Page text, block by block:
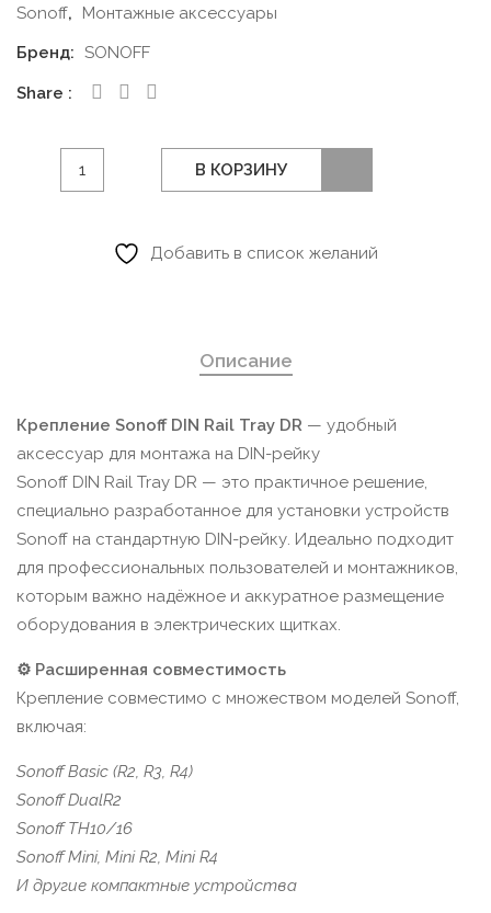
Sonoff,
Монтажные аксессуары
Бренд: SONOFF
Share
Количество
товара
В КОРЗИНУ
Добавить в список желаний
Описание
Крепление Sonoff DIN Rail Tray DR — удобный
аксессуар для монтажа на DIN-рейку
Sonoff DIN Rail Tray DR — это практичное решение,
специально разработанное для установки устройств
Sonoff на стандартную DIN-рейку. Идеально подходит
для профессиональных пользователей и монтажников,
которым важно надёжное и аккуратное размещение
оборудования в электрических щитках.
⚙️ Расширенная совместимость
Крепление совместимо с множеством моделей Sonoff,
включая:
Sonoff Basic (R2, R3, R4)
Sonoff DualR2
Sonoff TH10/16
Sonoff Mini, Mini R2, Mini R4
И другие компактные устройства